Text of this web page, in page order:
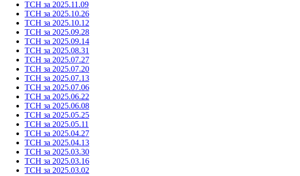
ТСН за 2025.11.09
ТСН за 2025.10.26
ТСН за 2025.10.12
ТСН за 2025.09.28
ТСН за 2025.09.14
ТСН за 2025.08.31
ТСН за 2025.07.27
ТСН за 2025.07.20
ТСН за 2025.07.13
ТСН за 2025.07.06
ТСН за 2025.06.22
ТСН за 2025.06.08
ТСН за 2025.05.25
ТСН за 2025.05.11
ТСН за 2025.04.27
ТСН за 2025.04.13
ТСН за 2025.03.30
ТСН за 2025.03.16
ТСН за 2025.03.02